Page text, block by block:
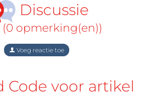
Discussie
(0 opmerking(en))
Voeg reactie toe
Code voor artikel